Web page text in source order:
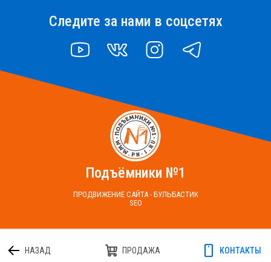
Следите за нами в соцсетях
YOUTUBE VK INSTAGRAMTELEGRAM
Подъёмники №1
ПРОДВИЖЕНИЕ САЙТА - БУЛЬБАСТИК
SEO
НАЗАД ПРОДАЖА КОНТАКТЫ